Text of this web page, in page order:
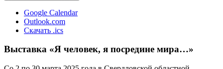
Google Calendar
Outlook.com
Скачать .ics
Выставка «Я человек, я посредине мира…»